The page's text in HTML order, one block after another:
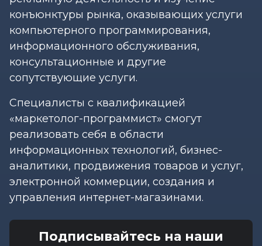
конъюнктуры рынка, оказывающих услуги
компьютерного программирования,
информационного обслуживания,
консультационные и другие
сопутствующие услуги.
Специалисты с квалификацией
«маркетолог-программист» смогут
реализовать себя в области
информационных технологий, бизнес-
аналитики, продвижения товаров и услуг,
электронной коммерции, создания и
управления интернет-магазинами.
Подписывайтесь на наши